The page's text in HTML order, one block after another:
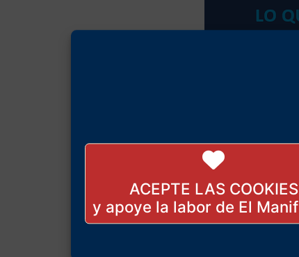
ACEPTE LAS COOKIES